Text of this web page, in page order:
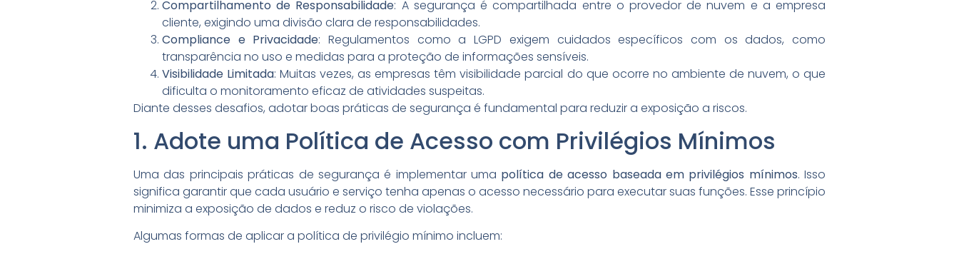
Compartilhamento de Responsabilidade: A segurança é compartilhada entre o provedor de nuvem e a empresa
cliente, exigindo uma divisão clara de responsabilidades.
Compliance e Privacidade: Regulamentos como a LGPD exigem cuidados específicos com os dados, como
transparência no uso e medidas para a proteção de informações sensíveis.
Visibilidade Limitada: Muitas vezes, as empresas têm visibilidade parcial do que ocorre no ambiente de nuvem, o que
dificulta o monitoramento eficaz de atividades suspeitas.
Diante desses desafios, adotar boas práticas de segurança é fundamental para reduzir a exposição a riscos.
1. Adote uma Política de Acesso com Privilégios Mínimos
Uma das principais práticas de segurança é implementar uma política de acesso baseada em privilégios mínimos. Isso
significa garantir que cada usuário e serviço tenha apenas o acesso necessário para executar suas funções. Esse princípio
minimiza a exposição de dados e reduz o risco de violações.
Algumas formas de aplicar a política de privilégio mínimo incluem: